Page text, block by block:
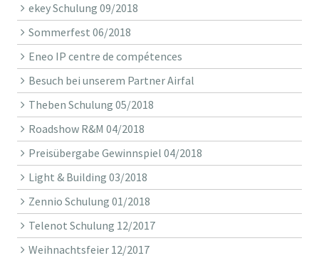
ekey Schulung 09/2018
Sommerfest 06/2018
Eneo IP centre de compétences
Besuch bei unserem Partner Airfal
Theben Schulung 05/2018
Roadshow R&M 04/2018
Preisübergabe Gewinnspiel 04/2018
Light & Building 03/2018
Zennio Schulung 01/2018
Telenot Schulung 12/2017
Weihnachtsfeier 12/2017